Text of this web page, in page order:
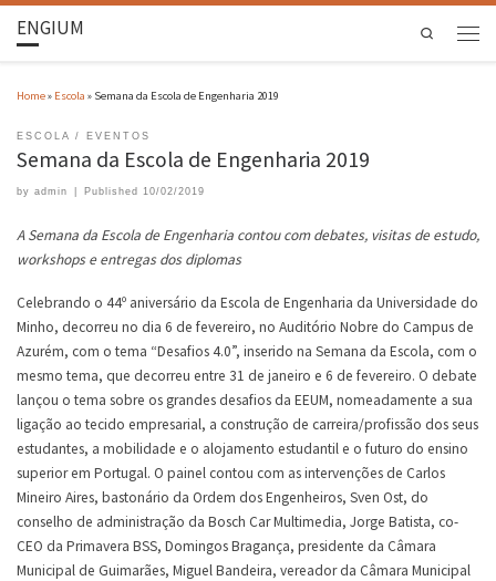
ENGIUM Search
Home» Escola » Semana da Escola de Engenharia 2019
ESCOLA EVENTOS
Semana da Escola de Engenharia 2019
by admin Published 10/02/2019
A Semana da Escola de Engenharia contou com debates, visitas de estudo,
workshops e entregas dos diplomas
Celebrando o 44º aniversário da Escola de Engenharia da Universidade do
Minho, decorreu no dia 6 de fevereiro, no Auditório Nobre do Campus de
Azurém, com o tema “Desafios 4.0”, inserido na Semana da Escola, com o
mesmo tema, que decorreu entre 31 de janeiro e 6 de fevereiro. O debate
lançou o tema sobre os grandes desafios da EEUM, nomeadamente a sua
ligação ao tecido empresarial, a construção de carreira/profissão dos seus
estudantes, a mobilidade e o alojamento estudantil e o futuro do ensino
superior em Portugal. O painel contou com as intervenções de Carlos
Mineiro Aires, bastonário da Ordem dos Engenheiros, Sven Ost, do
conselho de administração da Bosch Car Multimedia, Jorge Batista, co-
CEO da Primavera BSS, Domingos Bragança, presidente da Câmara
Municipal de Guimarães, Miguel Bandeira, vereador da Câmara Municipal